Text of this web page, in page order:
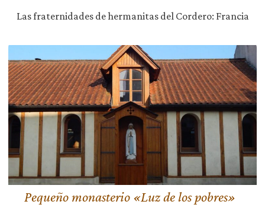
Las fraternidades de hermanitas del Cordero: Francia
Pequeño monasterio «Luz de los pobres»